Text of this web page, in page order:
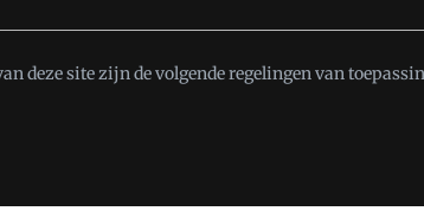
deze site zijn de volgende regelingen van